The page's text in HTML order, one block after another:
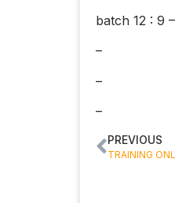
batch 12 : 9
–
–
–
PREVIOUS